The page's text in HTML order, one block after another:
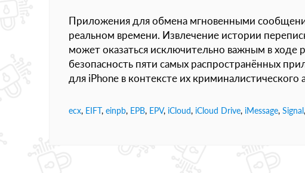
Приложения для обмена мгновенными
реальном времени. Извлечение истории
может оказаться исключительно важным в ходе
безопасность пяти самых распространённых
для iPhone в контексте их криминалистического
ecx, EIFT, einpb, EPB, EPV, iCloud, iCloud Drive, iMessage, Signal,